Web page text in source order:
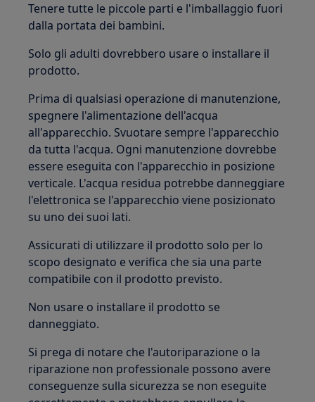
Tenere tutte le piccole parti e l'imballaggio fuori
dalla portata dei bambini.
Solo gli adulti dovrebbero usare o installare il
prodotto.
Prima di qualsiasi operazione di manutenzione,
spegnere l'alimentazione dell'acqua
all'apparecchio. Svuotare sempre l'apparecchio
da tutta l'acqua. Ogni manutenzione dovrebbe
essere eseguita con l'apparecchio in posizione
verticale. L'acqua residua potrebbe danneggiare
l'elettronica se l'apparecchio viene posizionato
su uno dei suoi lati.
Assicurati di utilizzare il prodotto solo per lo
scopo designato e verifica che sia una parte
compatibile con il prodotto previsto.
Non usare o installare il prodotto se
danneggiato.
Si prega di notare che l'autoriparazione o la
riparazione non professionale possono avere
conseguenze sulla sicurezza se non eseguite